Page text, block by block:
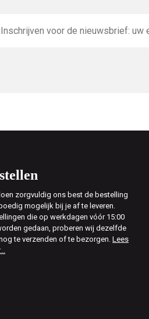
zorgvuldig ons best de bestelling
mogelijk bij je af te leveren.
die op werkdagen vóór 15:00
gedaan, proberen wij dezelfde
te verzenden of te bezorgen. Lees